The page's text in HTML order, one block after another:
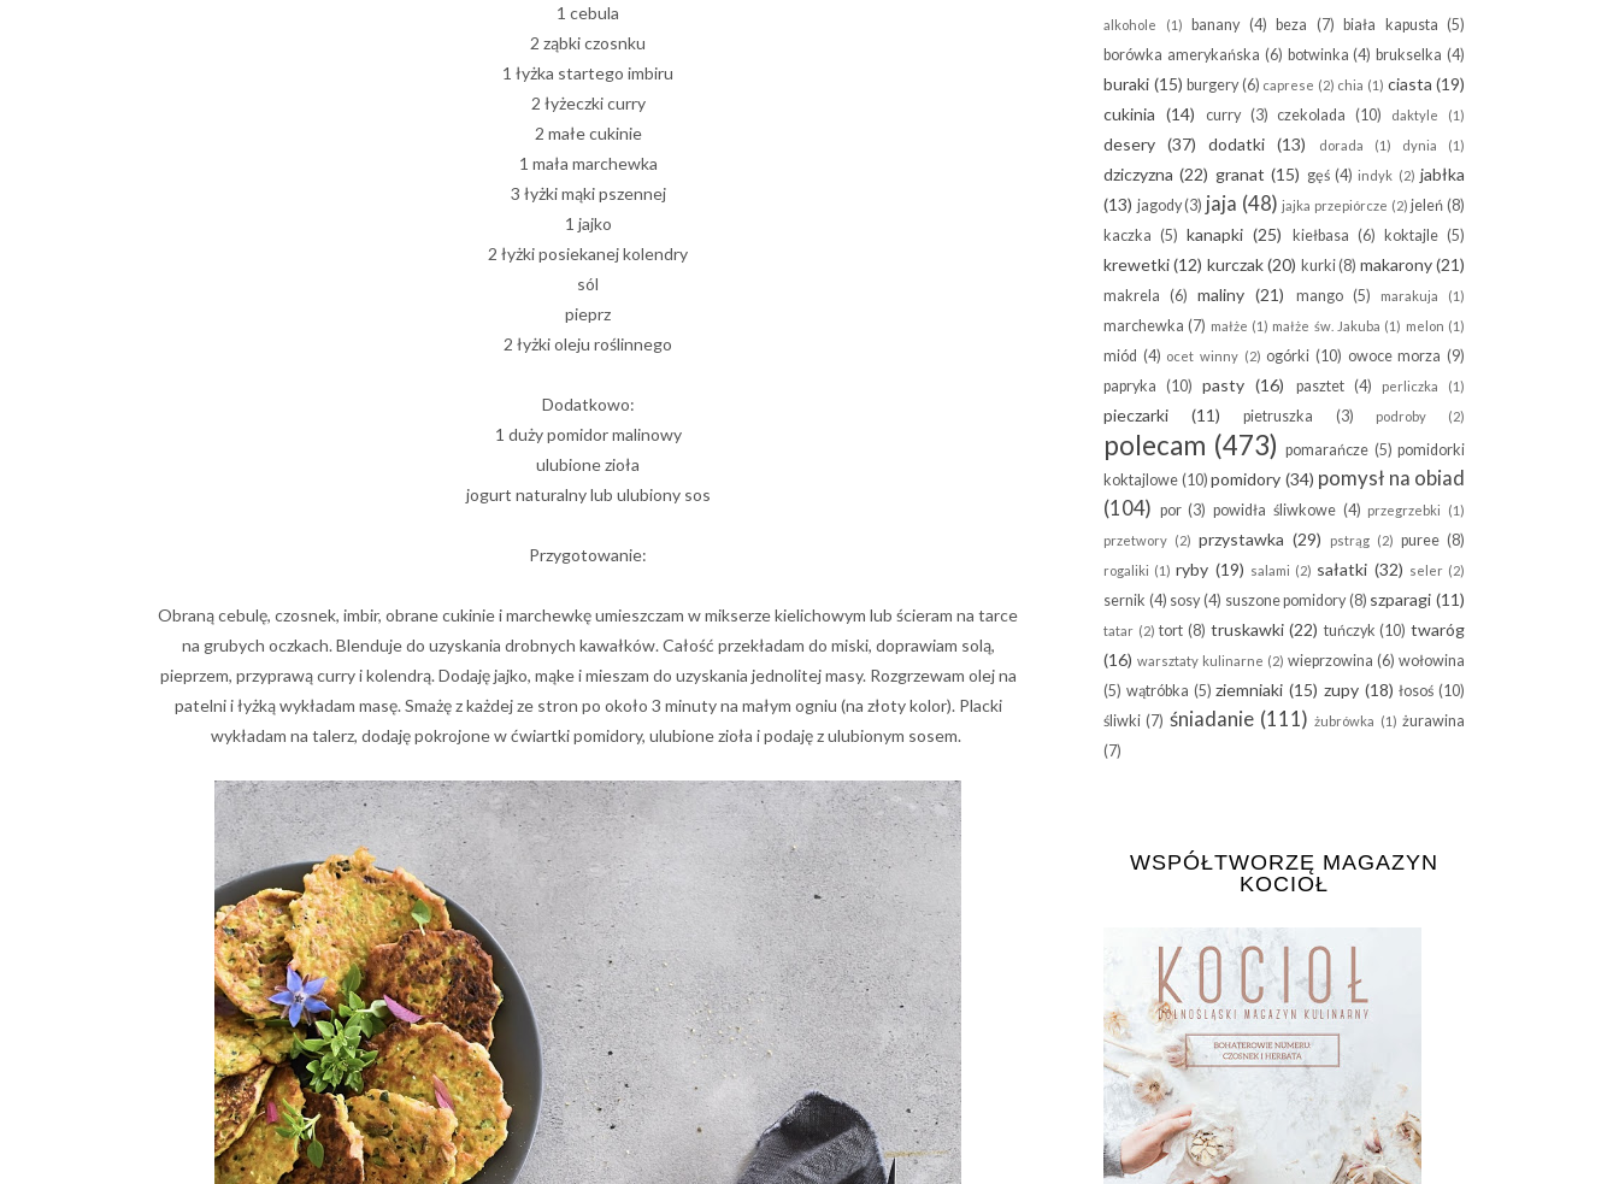
1 cebula
2 ząbki czosnku
1 łyżka startego imbiru
2 łyżeczki curry
2 małe cukinie
1 mała marchewka
3 łyżki mąki pszennej
1 jajko
2 łyżki posiekanej kolendry
sól
pieprz
2 łyżki oleju roślinnego
Dodatkowo:
1 duży pomidor malinowy
ulubione zioła
jogurt naturalny lub ulubiony sos
Przygotowanie:
Obraną cebulę, czosnek, imbir, obrane cukinie i marchewkę umieszczam w mikserze kielichowym lub ścieram na tarce
na grubych oczkach. Blenduje do uzyskania drobnych kawałków. Całość przekładam do miski, doprawiam solą,
pieprzem, przyprawą curry i kolendrą. Dodaję jajko, mąke i mieszam do uzyskania jednolitej masy. Rozgrzewam olej na
patelni i łyżką wykładam masę. Smażę z każdej ze stron po około 3 minuty na małym ogniu (na złoty kolor). Placki
wykładam na talerz, dodaję pokrojone w ćwiartki pomidory, ulubione zioła i podaję z ulubionym sosem.
alkohole (1) banany (4) beza (7) biała kapusta (5)
borówka amerykańska (6) botwinka (4) brukselka (4)
buraki (15) burgery(6) caprese (2) chia (1) ciasta (19)
cukinia (14) curry (3) czekolada (10) daktyle (1)
desery (37) dodatki (13) dorada (1) dynia (1)
dziczyzna (22) granat (15) gęś (4) indyk (2) jabłka
(13) jagody(3) jaja (48) jajka przepiórcze (2) jeleń (8)
kaczka (5) kanapki (25) kiełbasa (6) koktajle (5)
krewetki (12) kurczak (20) kurki(8) makarony (21)
makrela (6) maliny (21) mango (5) marakuja (1)
marchewka (7) małże (1) małże św. Jakuba (1) melon (1)
miód (4) ocet winny (2) ogórki (10) owoce morza (9)
papryka
(10) pasty (16) pasztet (4) perliczka (1)
pieczarki (11) pietruszka (3) podroby (2)
polecam (473) pomarańcze (5) pomidorki
koktajlowe (10) pomidory (34) pomysł na obiad
(104) por (3) powidła śliwkowe (4) przegrzebki
(1)
przetwory (2) przystawka (29) pstrąg (2) puree (8)
rogaliki (1) ryby (19) salami (2) sałatki (32) seler (2)
sernik (4) sosy(4) suszone pomidory(8) szparagi (11)
tatar (2) tort (8) truskawki (22) tuńczyk (10) twaróg
(16) warsztaty kulinarne (2) wieprzowina (6) wołowina
(5) wątróbka (5) ziemniaki (15) zupy (18) łosoś (10)
śliwki (7) śniadanie (111) żubrówka (1) żurawina
(7)
WSPÓŁTWORZĘ MAGAZYN
KOCIOŁ